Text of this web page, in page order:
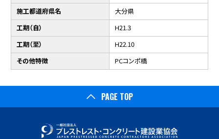
施工都道府県名
大分県
工期（自）
H21.3
工期（至）
H22.10
その他特徴
PCコンポ橋
PAGE TOP